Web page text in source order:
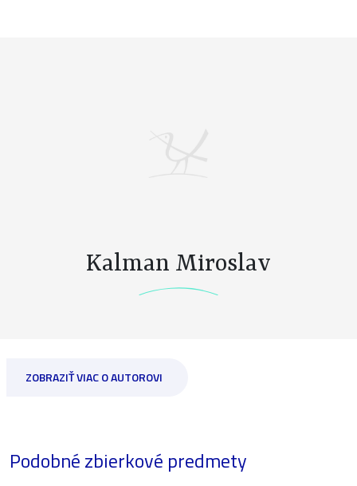
Kalman Miroslav
ZOBRAZIŤ VIAC O AUTOROVI
Podobné zbierkové predmety